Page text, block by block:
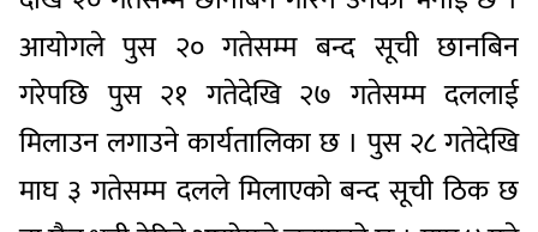
आयोगले पुस २० गतेसम्म बन्द सूची छानबिन
गरेपछि पुस २१ गतेदेखि २७ गतेसम्म दललाई
मिलाउन लगाउने कार्यतालिका छ । पुस २८ गतेदेखि
माघ ३ गतेसम्म दलले मिलाएको बन्द सूची ठिक छ